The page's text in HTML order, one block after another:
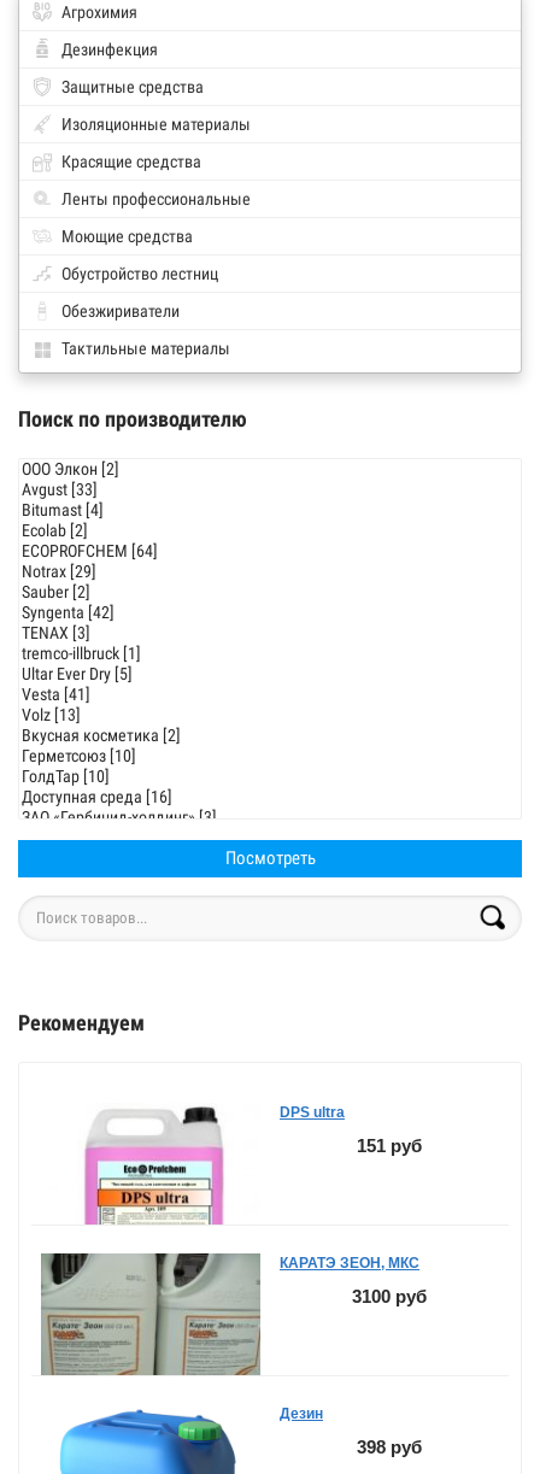
Агрохимия
Дезинфекция
Защитные средства
Изоляционные материалы
Красящие средства
Ленты профессиональные
Моющие средства
Обустройство лестниц
Обезжириватели
Тактильные материалы
Поиск по производителю
Рекомендуем
DPS ultra
151 руб
КАРАТЭ ЗЕОН, МКС
3100 руб
Дезин
398 руб